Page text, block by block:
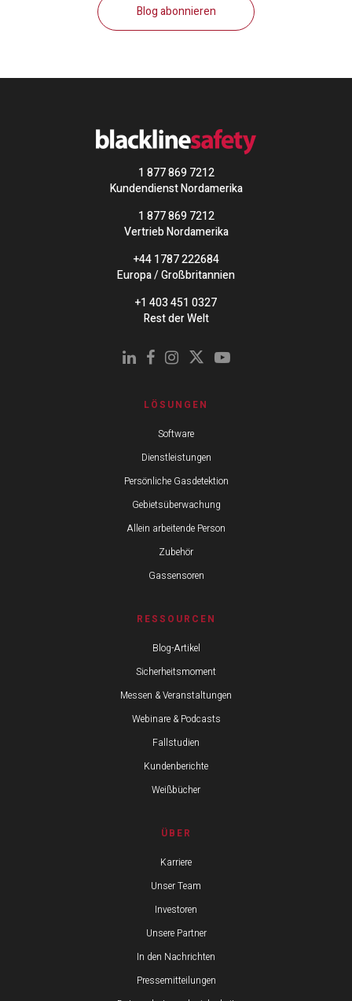
Blog abonnieren
1 877 869 7212
Kundendienst Nordamerika
1 877 869 7212
Vertrieb Nordamerika
+44 1787 222684
Europa / Großbritannien
+1 403 451 0327
Rest der Welt
LÖSUNGEN
Software
Dienstleistungen
Persönliche Gasdetektion
Gebietsüberwachung
Allein arbeitende Person
Zubehör
Gassensoren
RESSOURCEN
Blog-Artikel
Sicherheitsmoment
Messen & Veranstaltungen
Webinare & Podcasts
Fallstudien
Kundenberichte
Weißbücher
ÜBER
Karriere
Unser Team
Investoren
Unsere Partner
In den Nachrichten
Pressemitteilungen